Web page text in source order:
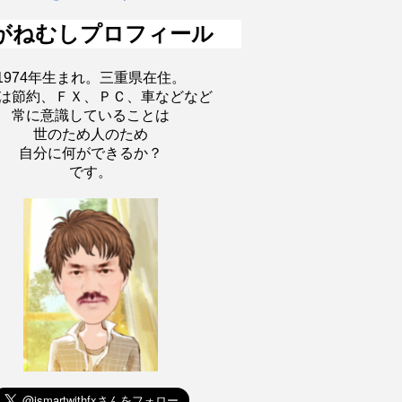
ねむしプロフィール
年生まれ。三重県在住。
節約、ＦＸ、ＰＣ、車などなど
常に意識していることは
世のため人のため
自分に何ができるか？
です。